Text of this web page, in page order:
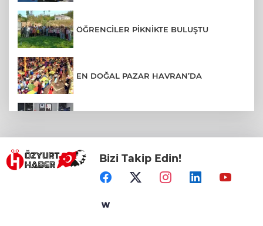
ÖĞRENCİLER PİKNİKTE BULUŞTU
EN DOĞAL PAZAR HAVRAN’DA
BURHANİYE’DE ALTYAPI VE ULAŞIM
HAMLESİ
DURSUNBEY OSB YATIRIMCILARIN
Bizi Takip Edin!